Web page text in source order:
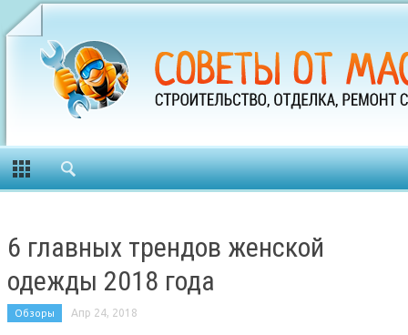
6 главных трендов женской
одежды 2018 года
Обзоры Апр 24, 2018